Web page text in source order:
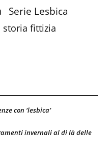
Serie Lesbica
storia fittizia
con ‘lesbica’
invernali al di là delle